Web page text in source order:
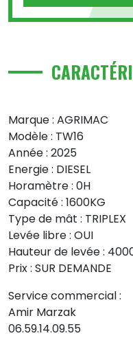
Marque : AGRIMAC
Modèle : TW16
Année : 2025
Energie : DIESEL
Horamètre : 0H
Capacité : 1600KG
Type de mât : TRIPLEX
Levée libre : OUI
Hauteur de levée :
Prix : SUR DEMANDE
Service commercial :
Amir Marzak
06.59.14.09.55